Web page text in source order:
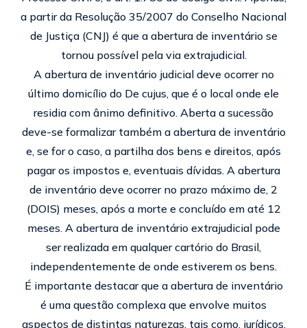
a partir da Resolução 35/2007 do Conselho Nacional
de Justiça (CNJ) é que a abertura de inventário se
tornou possível pela via extrajudicial.
A abertura de inventário judicial deve ocorrer no
último domicílio do De cujus, que é o local onde ele
residia com ânimo definitivo. Aberta a sucessão
deve-se formalizar também a abertura de inventário
e, se for o caso, a partilha dos bens e direitos, após
pagar os impostos e, eventuais dívidas. A abertura
de inventário deve ocorrer no prazo máximo de, 2
(DOIS) meses, após a morte e concluído em até 12
meses. A abertura de inventário extrajudicial pode
ser realizada em qualquer cartório do Brasil,
independentemente de onde estiverem os bens.
É importante destacar que a abertura de inventário
é uma questão complexa que envolve muitos
aspectos de distintas naturezas, tais como, jurídicos,